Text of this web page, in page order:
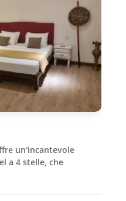
un'incantevole
a 4 stelle, che